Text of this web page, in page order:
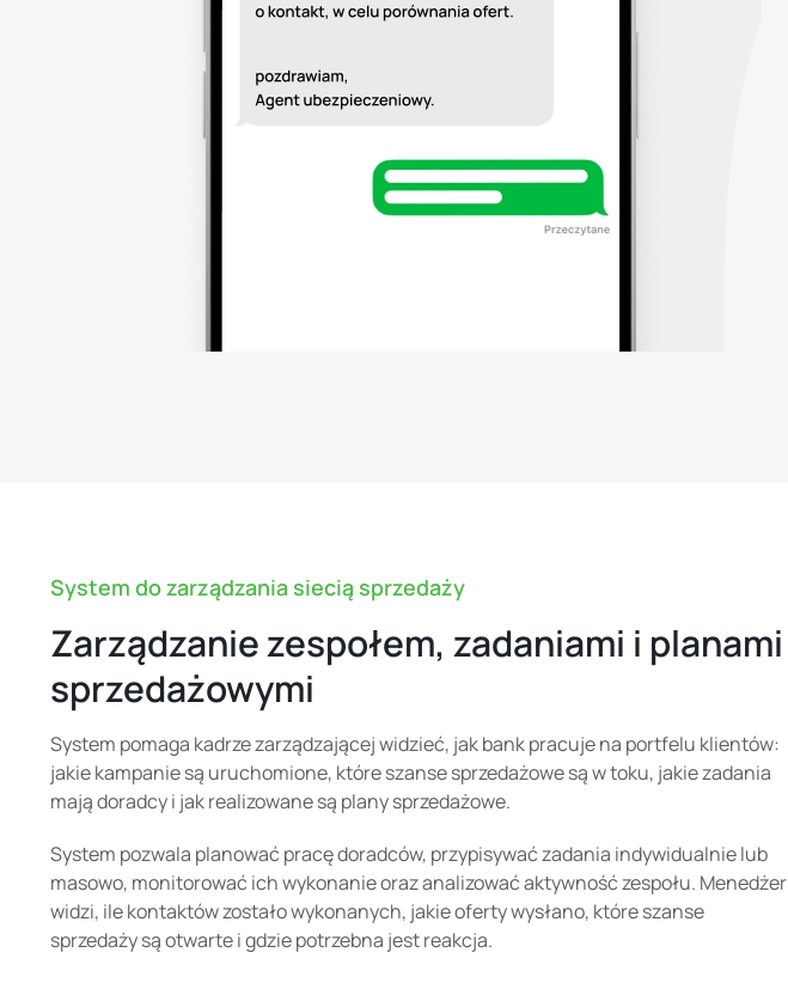
System do zarządzania siecią sprzedaży
Zarządzanie zespołem, zadaniami i planami
sprzedażowymi
System pomaga kadrze zarządzającej widzieć, jak bank pracuje na portfelu klientów:
jakie kampanie są uruchomione, które szanse sprzedażowe są w toku, jakie zadania
mają doradcy i jak realizowane są plany sprzedażowe.
System pozwala planować pracę doradców, przypisywać zadania indywidualnie lub
masowo, monitorować ich wykonanie oraz analizować aktywność zespołu. Menedżer
widzi, ile kontaktów zostało wykonanych, jakie oferty wysłano, które szanse
sprzedaży są otwarte i gdzie potrzebna jest reakcja.